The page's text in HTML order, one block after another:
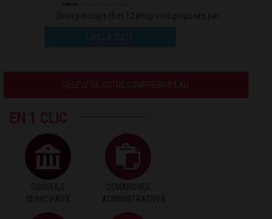
Deux parcours (5 et 12 kms) sont proposés par . . .
RELEVÉ DE VOTRE COMPTEUR D'EAU
EN 1 CLIC
CONSEILS
MUNICIPAUX
DEMARCHES
ADMINISTRATIVES